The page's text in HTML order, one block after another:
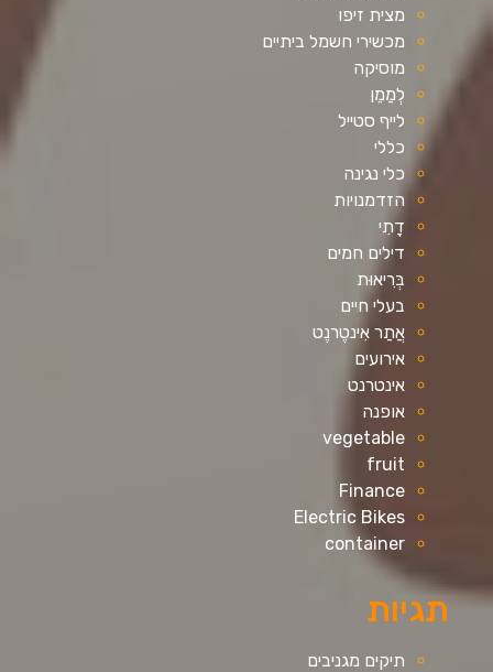
מצית זיפו
מכשירי חשמל ביתיים
מוסיקה
לְמַמֵן
לייף סטייל
כללי
כלי נגינה
הזדמנויות
דָתִי
דילים חמים
בְּרִיאוּת
בעלי חיים
אֲתַר אִינטֶרנֶט
אירועים
אינטרנט
אופנה
vegetable
fruit
Finance
Electric Bikes
container
תגיות
תיקים מגניבים